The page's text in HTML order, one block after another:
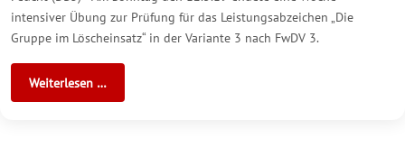
intensiver Übung zur Prüfung für das Leistungsabzeichen „Die
Gruppe im Löscheinsatz“ in der Variante 3 nach FwDV 3.
Weiterlesen …